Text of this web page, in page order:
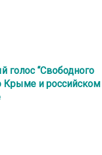
голос “Свободного
Крыме и российском